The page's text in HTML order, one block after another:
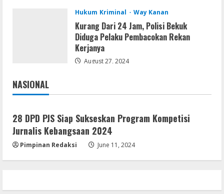
Serialers
VMware Workstation Portable +
Activator Final
5
Serialers
Premium
August 6, 2026
Hukum Kriminal Way Kanan
Kurang Dari 24 Jam, Polisi Bekuk
Diduga Pelaku Pembacokan Rekan
Kerjanya
August 27, 2024
NASIONAL
Jakarta
28 DPD PJS Siap Sukseskan Program Kompetisi
Jurnalis Kebangsaan 2024
Pimpinan Redaksi June 11, 2024